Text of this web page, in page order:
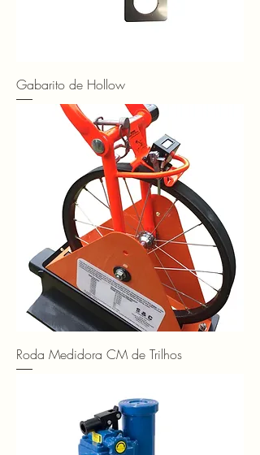
Gabarito de Hollow
Roda Medidora CM de Trilhos